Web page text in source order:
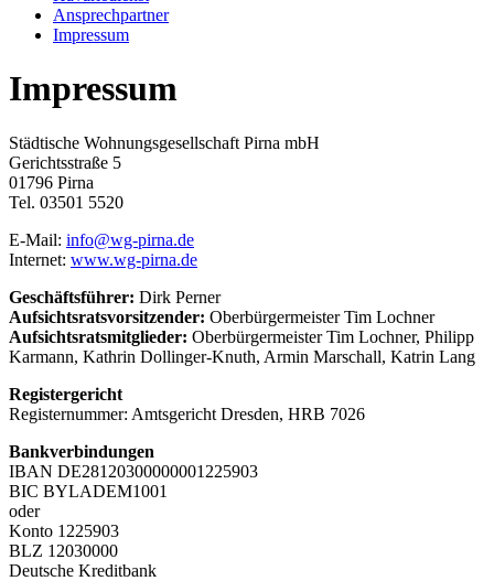
Ansprechpartner
Impressum
Impressum
Städtische Wohnungsgesellschaft Pirna mbH
Gerichtsstraße 5
01796 Pirna
Tel. 03501 5520
E-Mail: info@wg-pirna.de
Internet: www.wg-pirna.de
Geschäftsführer: Dirk Perner
Aufsichtsratsvorsitzender: Oberbürgermeister Tim Lochner
Aufsichtsratsmitglieder: Oberbürgermeister Tim Lochner, Philipp
Karmann, Kathrin Dollinger-Knuth, Armin Marschall, Katrin Lang
Registergericht
Registernummer: Amtsgericht Dresden, HRB 7026
Bankverbindungen
IBAN DE28120300000001225903
BIC BYLADEM1001
oder
Konto 1225903
BLZ 12030000
Deutsche Kreditbank